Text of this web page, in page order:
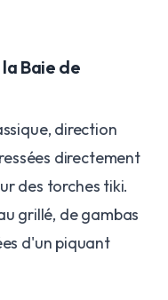
Baie de
direction
directement
des torches tiki.
grillé, de gambas
d'un piquant